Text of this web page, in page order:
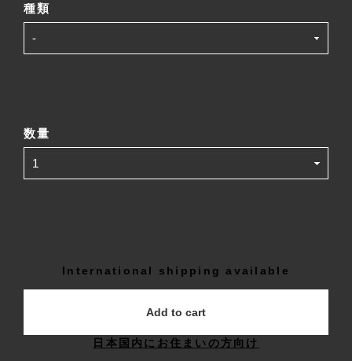
種類
数量
International shipping available
Add to cart
日本国内にお住まいの方向け